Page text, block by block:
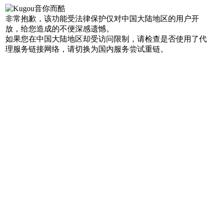
非常抱歉，该功能受法律保护仅对中国大陆地区的用户开
放，给您造成的不便深感遗憾。
如果您在中国大陆地区却受访问限制，请检查是否使用了代
理服务链接网络，请切换为国内服务尝试重链。